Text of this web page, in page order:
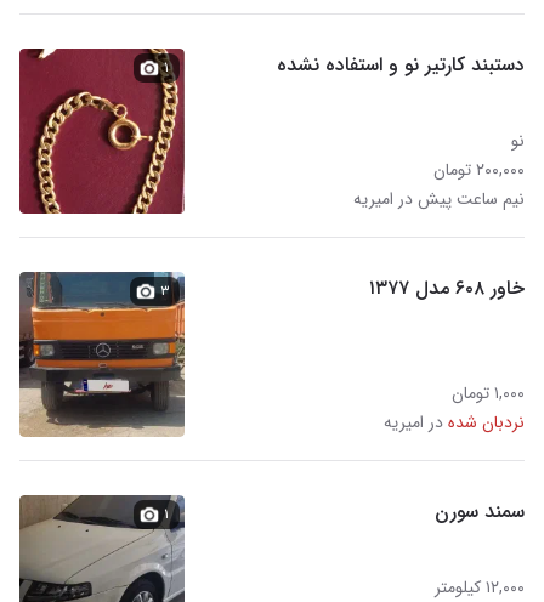
دستبند کارتیر نو و استفاده نشده
نو
۲۰۰,۰۰۰ تومان
نیم ساعت پیش در امیریه
۱
خاور ۶۰۸ مدل ۱۳۷۷
۱,۰۰۰ تومان
نردبان شدهدر امیریه
۳
سمند سورن
۱۲,۰۰۰ کیلومتر
۱